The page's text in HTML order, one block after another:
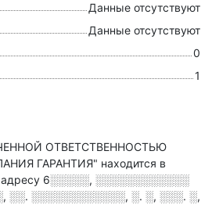
Данные отсутствуют
Данные отсутствуют
0
1
ОТВЕТСТВЕННОСТЬЮ
ГАРАНТИЯ" находится в
6░░░░░, ░░░░░░░░░░░░
░░. ░░░░░░░░░░░░, ░. ░, ░░░. ░,